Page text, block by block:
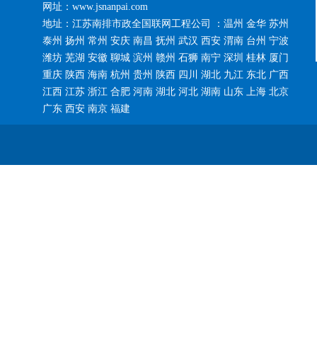
网址：www.jsnanpai.com
地址：江苏南排市政全国联网工程公司 ：温州 金华 苏州
泰州 扬州 常州 安庆 南昌 抚州 武汉 西安 渭南 台州 宁波
潍坊 芜湖 安徽 聊城 滨州 赣州 石狮 南宁 深圳 桂林 厦门
重庆 陕西 海南 杭州 贵州 陕西 四川 湖北 九江 东北 广西
江西 江苏 浙江 合肥 河南 湖北 河北 湖南 山东 上海 北京
广东 西安 南京 福建